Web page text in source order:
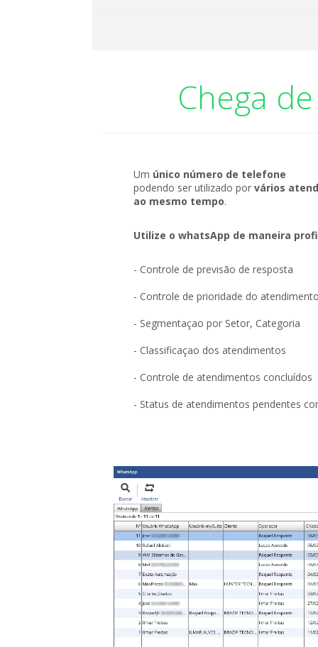
Chega
Um único número de telefone
podendo ser utilizado por vários
ao mesmo tempo.
Utilize o whatsApp de maneira
- Controle de previsão de resposta
- Controle de prioridade do
- Segmentaçao por Setor, Categoria
- Classificaçao dos atendimentos
- Controle de atendimentos concluídos
- Status de atendimentos pendentes